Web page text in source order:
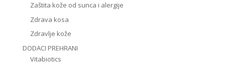
Zaštita kože od sunca i alergije
Zdrava kosa
Zdravlje kože
DODACI PREHRANI
Vitabiotics